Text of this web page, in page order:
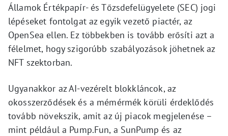
Államok Értékpapír- és Tőzsdefelügyelete (SEC) jogi
lépéseket fontolgat az egyik vezető piactér, az
OpenSea ellen. Ez többekben is tovább erősíti azt a
félelmet, hogy szigorúbb szabályozások jöhetnek az
NFT szektorban.
Ugyanakkor az AI-vezérelt blokkláncok, az
okosszerződések és a mémérmék körüli érdeklődés
tovább növekszik, amit az új piacok megjelenése –
mint például a Pump.Fun, a SunPump és az